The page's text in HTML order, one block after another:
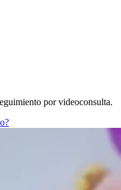
por videoconsulta.